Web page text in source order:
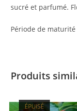
sucré et parfumé.
Période de
Produits
ÉPUISÉ